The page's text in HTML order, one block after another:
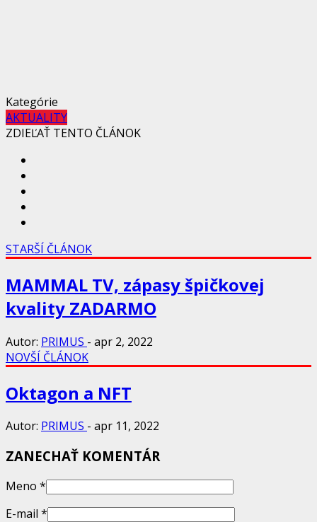
Kategórie
AKTUALITY
ZDIEĽAŤ TENTO ČLÁNOK
STARŠÍ ČLÁNOK
MAMMAL TV, zápasy špičkovej
kvality ZADARMO
Autor: PRIMUS - apr 2, 2022
NOVŠÍ ČLÁNOK
Oktagon a NFT
Autor: PRIMUS - apr 11, 2022
ZANECHAŤ KOMENTÁR
Meno *
E-mail *